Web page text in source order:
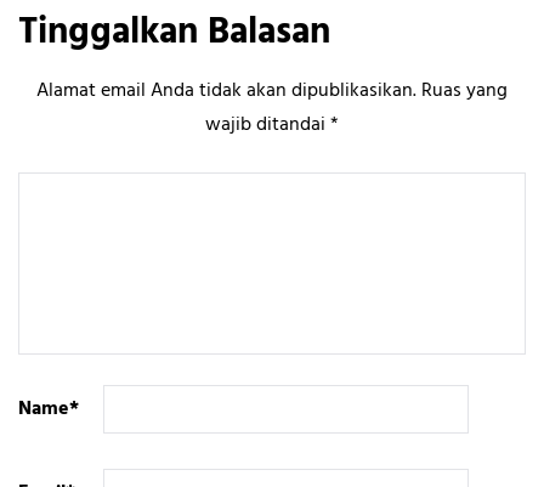
Tinggalkan Balasan
Alamat email Anda tidak akan dipublikasikan.Ruas yang
wajib ditandai*
Name*